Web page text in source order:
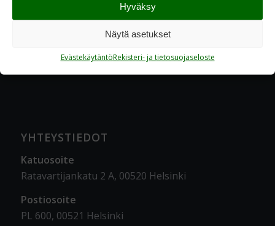
Hyväksy
Näytä asetukset
EvästekäytäntöRekisteri- ja tietosuojaseloste
YHTEYSTIEDOT
Katuosoite
Ratavartijankatu 2 A, 00520 Helsinki
Postiosoite
PL 600, 00521 Helsinki